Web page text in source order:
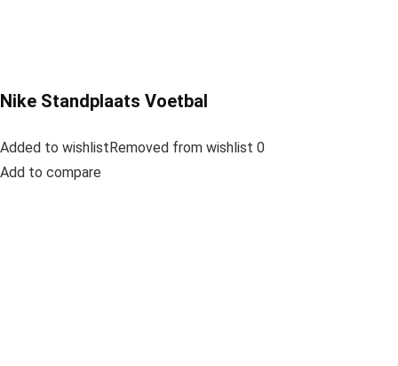
Nike Standplaats Voetbal
Added to wishlistRemoved from wishlist 0
Add to compare